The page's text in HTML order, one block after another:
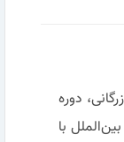
دوره
با